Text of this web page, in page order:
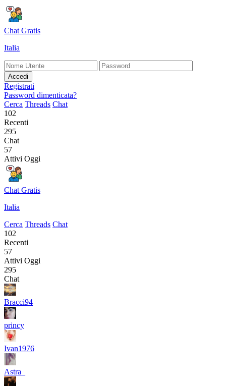
Chat Gratis
Italia
Accedi
Registrati
Password dimenticata?
Cerca Threads Chat
102
Recenti
295
Chat
57
Attivi Oggi
Chat Gratis
Italia
Cerca Threads Chat
102
Recenti
57
Attivi Oggi
295
Chat
Bracci94
princy
Ivan1976
Astra_